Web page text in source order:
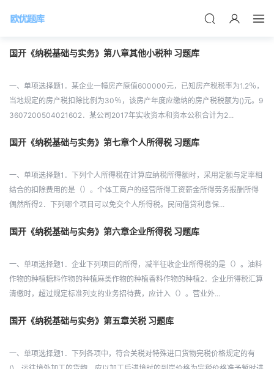
国开《纳税基础与实务》第八章其他小税种 习题库
一、单项选择题1．某企业一幢房产原值600000元，已知房产税税率为1.2％，
当地规定的房产税扣除比例为30％，该房产年度应缴纳的房产税税额为()元。9
3607200504021602．某公司2017年实收资本和资本公积合计为2...
国开《纳税基础与实务》第七章个人所得税 习题库
一、单项选择题1．下列个人所得税在计算应纳税所得额时，采用定额与定率相
结合的扣除费用的是（）。个体工商户的经营所得工资薪金所得劳务报酬所得
偶然所得2．下列哪个项目可以免交个人所得税。民间借贷利息保...
国开《纳税基础与实务》第六章企业所得税 习题库
一、单项选择题1．企业下列项目的所得，减半征收企业所得税的是（）。油料
作物的种植糖料作物的种植麻类作物的种植香料作物的种植2．企业所得税汇算
清缴时，超过规定标准列支的业务招待费，应计入（）。营业外...
国开《纳税基础与实务》第五章关税 习题库
一、单项选择题1．下列各项中，符合关税对特殊进口货物完税价格规定的有